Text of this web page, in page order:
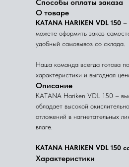
Способы оплаты заказа
О товаре
KATANA HARIKEN VDL 150 –
можете оформить заказ
удобный самовывоз со склада.
Наша команда всегда готова
характеристики и выгодная
Описание
KATANA Hariken VDL 150 –
обладает высокой
отложений в нагнетательных
влаге.
KATANA HARIKEN VDL 150
Характеристики